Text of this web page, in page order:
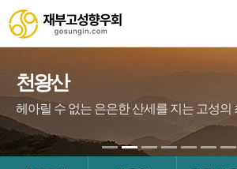
천왕산
헤아릴 수 없는 은은한 산세를 지는 고성의